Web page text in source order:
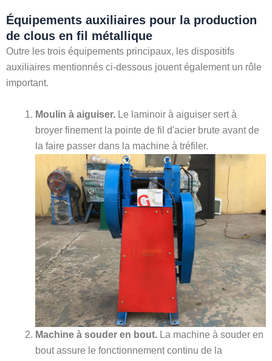
Équipements auxiliaires pour la production
de clous en fil métallique
Outre les trois équipements principaux, les dispositifs
auxiliaires mentionnés ci-dessous jouent également un rôle
important.
Moulin à aiguiser. Le laminoir à aiguiser sert à
broyer finement la pointe de fil d'acier brute avant de
la faire passer dans la machine à tréfiler.
Machine à souder en bout. La machine à souder en
bout assure le fonctionnement continu de la